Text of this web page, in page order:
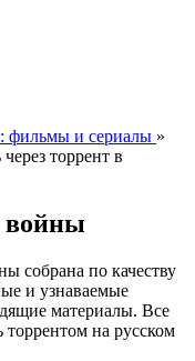
фильмы и сериалы »
торрент в
войны
собрана по качеству
и узнаваемые
материалы. Все
на русском